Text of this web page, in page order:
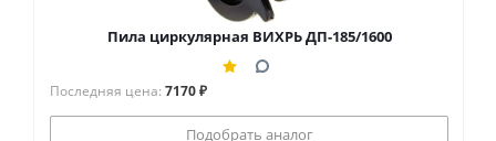
Пила циркулярная ВИХРЬ ДП-185/1600
Последняя цена: 7170 ₽
Подобрать аналог